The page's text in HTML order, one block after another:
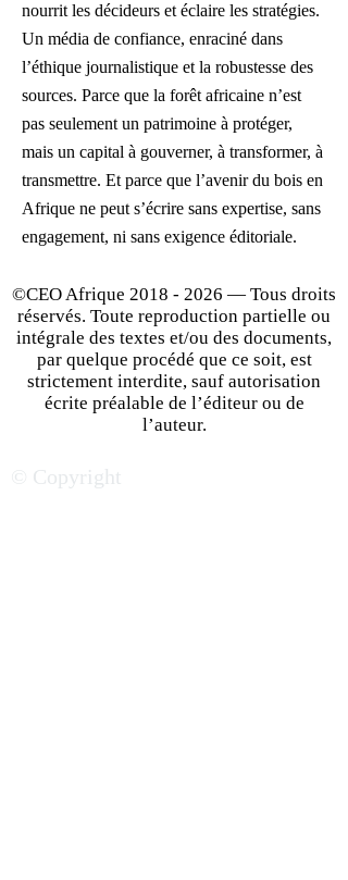
nourrit les décideurs et éclaire les stratégies.
Un média de confiance, enraciné dans
l’éthique journalistique et la robustesse des
sources. Parce que la forêt africaine n’est
pas seulement un patrimoine à protéger,
mais un capital à gouverner, à transformer, à
transmettre. Et parce que l’avenir du bois en
Afrique ne peut s’écrire sans expertise, sans
engagement, ni sans exigence éditoriale.
©CEO Afrique 2018 - 2026 — Tous droits
réservés. Toute reproduction partielle ou
intégrale des textes et/ou des documents,
par quelque procédé que ce soit, est
strictement interdite, sauf autorisation
écrite préalable de l’éditeur ou de
l’auteur.
© Copyright